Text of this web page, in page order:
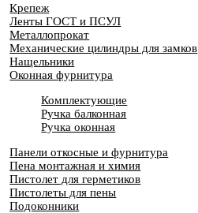
Крепеж
Ленты ГОСТ и ПСУЛ
Металлопрокат
Механические цилиндры для замков
Нащельники
Оконная фурнитура
Комплектующие
Ручка балконная
Ручка оконная
Панели откосные и фурнитура
Пена монтажная и химия
Пистолет для герметиков
Пистолеты для пены
Подоконники